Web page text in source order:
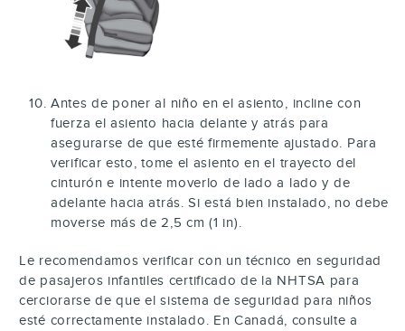
Antes de poner al niño en el asiento, incline con
fuerza el asiento hacia delante y atrás para
asegurarse de que esté firmemente ajustado. Para
verificar esto, tome el asiento en el trayecto del
cinturón e intente moverlo de lado a lado y de
adelante hacia atrás. Si está bien instalado, no debe
moverse más de 2,5 cm (1 in).
Le recomendamos verificar con un técnico en seguridad
de pasajeros infantiles certificado de la NHTSA para
cerciorarse de que el sistema de seguridad para niños
esté correctamente instalado. En Canadá, consulte a